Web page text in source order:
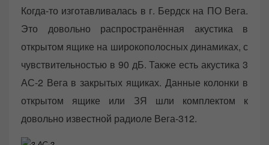
Когда-то изготавливалась в г. Бердск на ПО Вега.
Это довольно распространённая акустика в
открытом ящике на широкополосных динамиках, с
чувствительностью в 90 дБ. Также есть акустика 3
АС-2 Вега в закрытых ящиках. Данные колонки в
открытом ящике или ЗЯ шли комплектом к
довольно известной радиоле Вега-312.